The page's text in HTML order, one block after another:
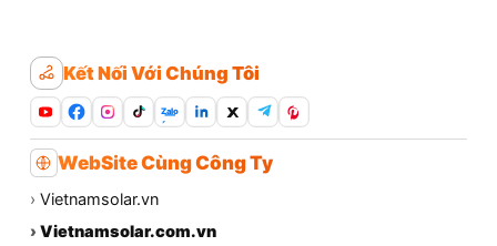
Kết Nối Với Chúng Tôi
Zalo
WebSite Cùng Công Ty
› Vietnamsolar.vn
› Vietnamsolar.com.vn